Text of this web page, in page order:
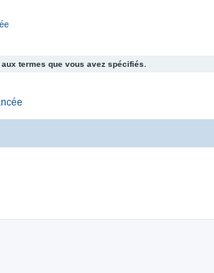
termes que vous avez spécifiés.